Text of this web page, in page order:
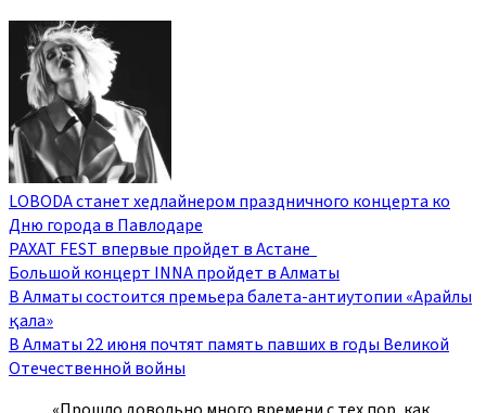
LOBODA станет хедлайнером праздничного концерта ко
Дню города в Павлодаре
РАХАТ FEST впервые пройдет в Астане
Большой концерт INNA пройдет в Алматы
В Алматы состоится премьера балета-антиутопии «Арайлы
қала»
В Алматы 22 июня почтят память павших в годы Великой
Отечественной войны